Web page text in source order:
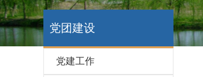
党团建设
党建工作